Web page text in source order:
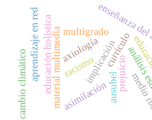
currículo
implicación
axiología
material multimedia enseñanza
educación holística
aprendizaje en red
asimilación
racismo prejuicio
ausubel
cambio climático
multigrado